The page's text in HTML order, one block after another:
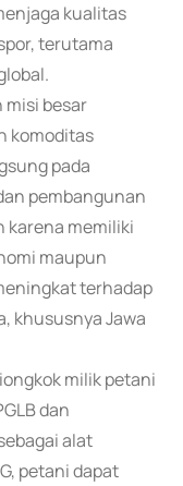
kualitas
terutama
misi besar
komoditas
pada
pembangunan
karena memiliki
maupun
terhadap
khususnya Jawa
milik petani
dan
alat
petani dapat